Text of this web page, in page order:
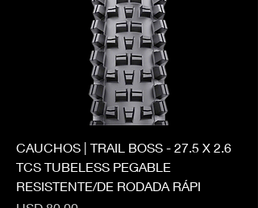
CAUCHOS | TRAIL BOSS - 27.5 X 2.6
TCS TUBELESS PEGABLE
RESISTENTE/DE RODADA RÁPI